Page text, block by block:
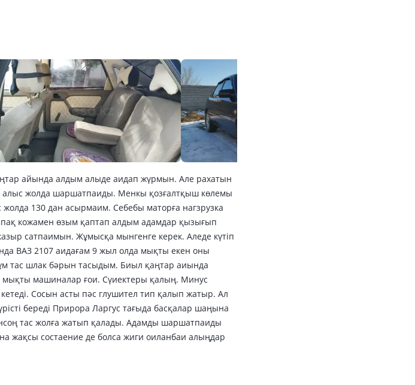
айында алдым алыде аидап жүрмын. Але рахатын
алыс жолда шаршатпаиды. Менкы қозғалтқыш көлемы
130 дан асырмаим. Себебы маторға нагзрузка
кожамен өзым қаптап алдым адамдар қызығып
сатпаимын. Жұмысқа мынгенге керек. Аледе күтіп
ВАЗ 2107 аидағам 9 жыл олда мықты екен оны
тас шлак бәрын тасыдым. Биыл қаңтар аиында
машиналар ғои. Сүиектеры қалың. Минус
Сосын асты пәс глушител тип қалып жатыр. Ал
береді Прирора Ларгус тағыда басқалар шаңына
тас жолға жатып қалады. Адамды шаршатпаиды
жақсы состаение де болса жиги оиланбаи алыңдар